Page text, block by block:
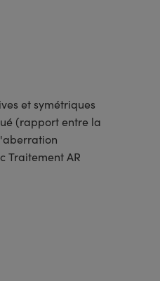
et symétriques
(rapport entre la
Traitement AR